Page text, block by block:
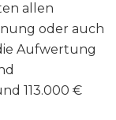
allen
oder auch
Aufwertung
113.000 €